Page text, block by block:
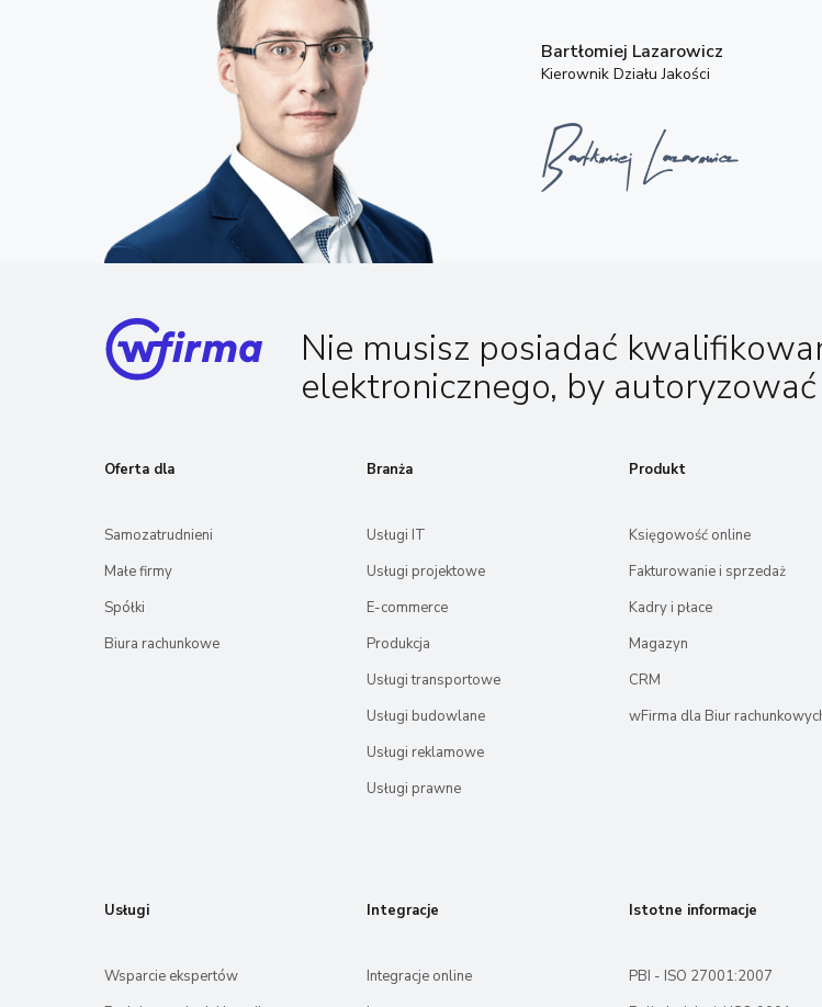
Bartłomiej Lazarowicz
Kierownik Działu Jakości
Nie musisz posiadać
elektronicznego, by
Oferta dla
Samozatrudnieni
Małe firmy
Spółki
Biura rachunkowe
Branża
Usługi IT
Usługi projektowe
E-commerce
Produkcja
Usługi transportowe
Usługi budowlane
Usługi reklamowe
Usługi prawne
Produkt
Księgowość online
Fakturowanie i sprzedaż
Kadry i płace
Magazyn
CRM
wFirma dla Biur
Usługi
Wsparcie ekspertów
Integracje
Integracje online
Istotne informacje
PBI - ISO 27001:2007